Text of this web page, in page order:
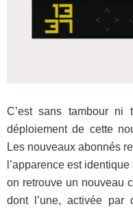
C’est sans tambour ni
déploiement de cette
Les nouveaux abonnés
l’apparence est
on retrouve un nouveau
dont l’une, activée par